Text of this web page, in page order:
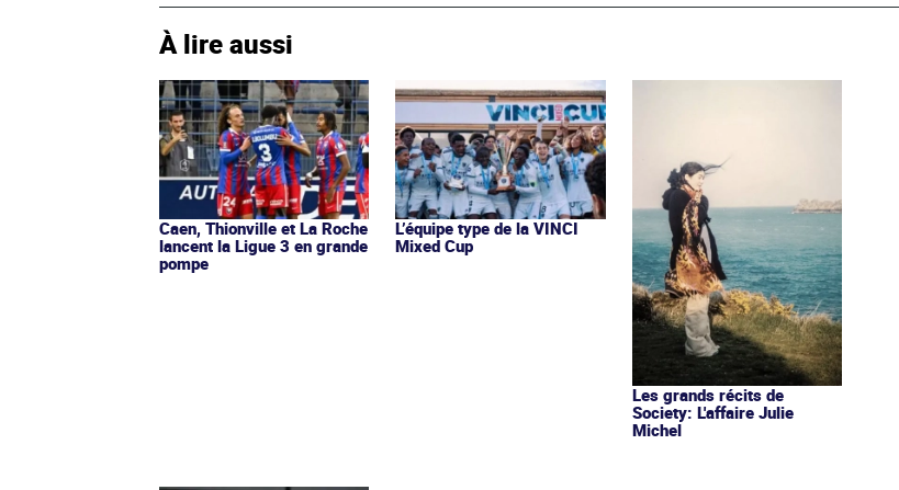
À lire aussi
Caen, Thionville et La Roche
lancent la Ligue 3 en grande
pompe
L’équipe type de la VINCI
Mixed Cup
Les grands récits de
Society: L'affaire Julie
Michel